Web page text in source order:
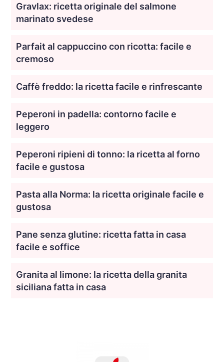
Gravlax: ricetta originale del salmone
marinato svedese
Parfait al cappuccino con ricotta: facile e
cremoso
Caffè freddo: la ricetta facile e rinfrescante
Peperoni in padella: contorno facile e
leggero
Peperoni ripieni di tonno: la ricetta al forno
facile e gustosa
Pasta alla Norma: la ricetta originale facile e
gustosa
Pane senza glutine: ricetta fatta in casa
facile e soffice
Granita al limone: la ricetta della granita
siciliana fatta in casa